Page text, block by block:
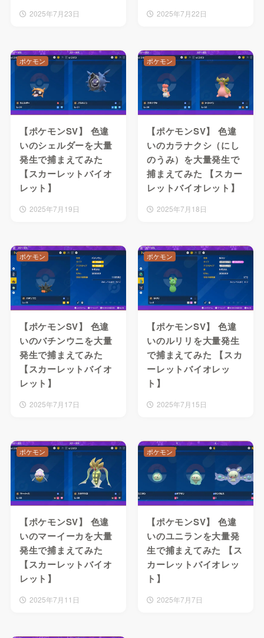
2025年7月23日 2025年7月22日
【ポケモンSV】 色違
いのシェルダーを大量
発生で捕まえてみた
【スカーレットバイオ
レット】
2025年7月19日
ポケモン
【ポケモンSV】 色違
いのカラナクシ（にし
のうみ）を大量発生で
捕まえてみた 【スカー
レットバイオレット】
2025年7月18日
ポケモン
【ポケモンSV】 色違
いのバチンウニを大量
発生で捕まえてみた
【スカーレットバイオ
レット】
2025年7月17日
ポケモン
【ポケモンSV】 色違
いのルリリを大量発生
で捕まえてみた 【スカ
ーレットバイオレッ
ト】
2025年7月15日
ポケモン
【ポケモンSV】 色違
いのマーイーカを大量
発生で捕まえてみた
【スカーレットバイオ
レット】
2025年7月11日
ポケモン
【ポケモンSV】 色違
いのユニランを大量発
生で捕まえてみた 【ス
カーレットバイオレッ
ト】
2025年7月7日
ポケモン